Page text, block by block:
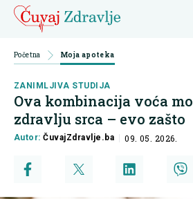
Početna Moja apoteka
ZANIMLJIVA STUDIJA
Ova kombinacija voća
zdravlju srca – evo zašto
Autor:ČuvajZdravlje.ba 09. 05. 2026.